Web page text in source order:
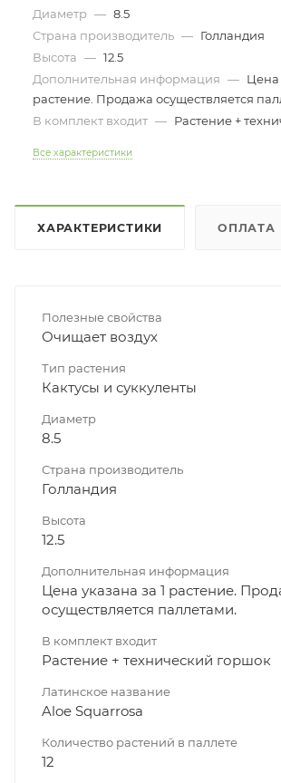
Диаметр — 8.5
Страна производитель — Голландия
Высота — 12.5
Дополнительная информация — Цена
растение. Продажа осуществляется
В комплект входит — Растение +
Все характеристики
ХАРАКТЕРИСТИКИ ОПЛАТА
Полезные свойства
Очищает воздух
Тип растения
Кактусы и суккуленты
Диаметр
8.5
Страна производитель
Голландия
Высота
12.5
Дополнительная информация
Цена указана за 1 растение.
осуществляется паллетами.
В комплект входит
Растение + технический горшок
Латинское название
Aloe Squarrosa
Количество растений в паллете
12